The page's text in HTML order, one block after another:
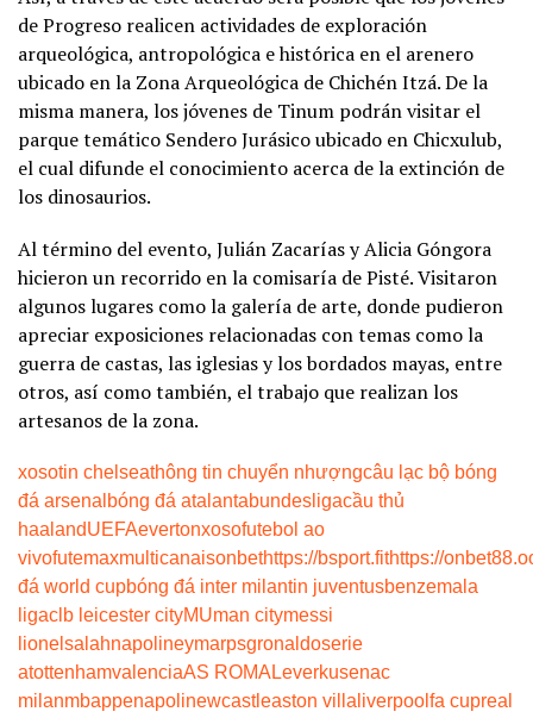
de Progreso realicen actividades de exploración
arqueológica, antropológica e histórica en el arenero
ubicado en la Zona Arqueológica de Chichén Itzá. De la
misma manera, los jóvenes de Tinum podrán visitar el
parque temático Sendero Jurásico ubicado en Chicxulub,
el cual difunde el conocimiento acerca de la extinción de
los dinosaurios.
Al término del evento, Julián Zacarías y Alicia Góngora
hicieron un recorrido en la comisaría de Pisté. Visitaron
algunos lugares como la galería de arte, donde pudieron
apreciar exposiciones relacionadas con temas como la
guerra de castas, las iglesias y los bordados mayas, entre
otros, así como también, el trabajo que realizan los
artesanos de la zona.
xosotin chelseathông tin chuyển nhượngcâu lạc bộ bóng
đá arsenal bóng đá atalantabundesligacầu thủ
haalandUEFAevertonxosofutebol ao
vivofutemaxmulticanaisonbethttps://bsport.fithttps://
đá world cupbóng đá inter milantin juventusbenzema la
ligaclb leicester cityMUman citymessi
lionel salahnapolineymarpsgronaldoserie
atottenhamvalenciaAS ROMA Leverkusenac
milanmbappenapolinewcastleaston villa liverpool fa cupreal